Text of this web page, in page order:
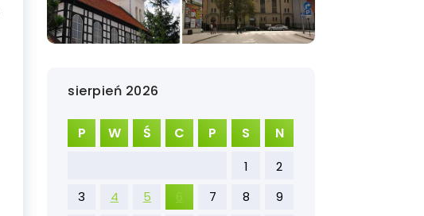
sierpień 2026
P W Ś C P S N
1
2
3
4 5 6 7 8
9